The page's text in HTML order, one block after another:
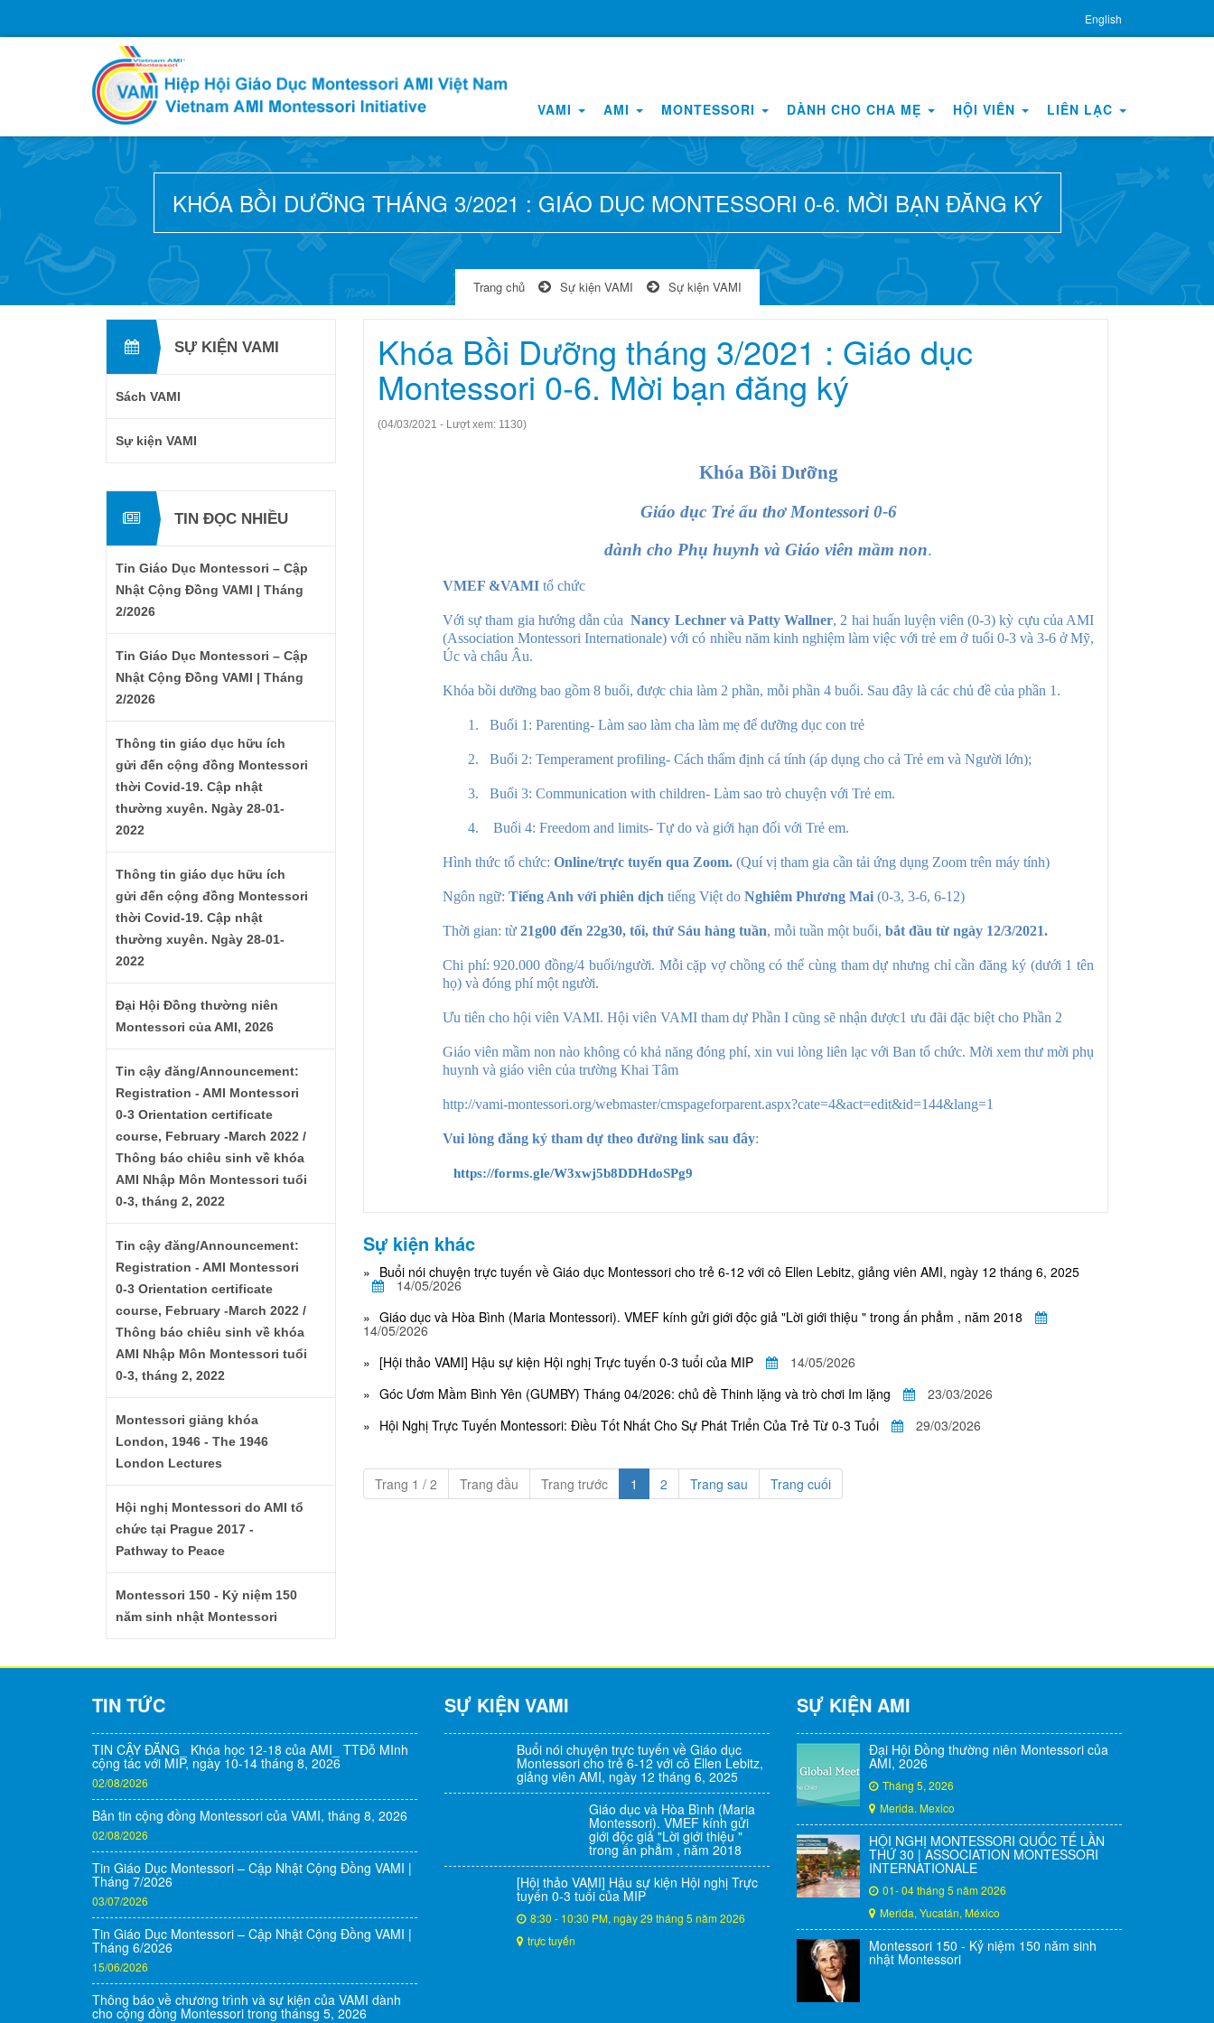
English
VAMI AMI MONTESSORI DÀNH CHO CHA MẸ HỘI VIÊN LIÊN LẠC
KHÓA BỒI DƯỠNG THÁNG 3/2021 : GIÁO DỤC MONTESSORI 0-6. MỜI BẠN ĐĂNG KÝ
Trang chủ Sự kiện VAMI Sự kiện VAMI
Khóa Bồi Dưỡng tháng 3/2021 : Giáo dục
Montessori 0-6. Mời bạn đăng ký
(04/03/2021 - Lượt xem: 1130)
Khóa Bồi Dưỡng
Giáo dục Trẻ ấu thơ Montessori 0-6
dành cho Phụ huynh và Giáo viên mầm non.
VMEF &VAMI tổ chức
Với sự tham gia hướng dẫn của Nancy Lechner và Patty Wallner, 2 hai huấn luyện viên (0-3) kỳ cựu của AMI
(Association Montessori Internationale) với có nhiều năm kinh nghiệm làm việc với trẻ em ở tuổi 0-3 và 3-6 ở Mỹ,
Úc và châu Âu.
Khóa bồi dưỡng bao gồm 8 buổi, được chia làm 2 phần, mỗi phần 4 buổi. Sau đây là các chủ đề của phần 1.
1. Buổi 1: Parenting- Làm sao làm cha làm mẹ để dưỡng dục con trẻ
2. Buổi 2: Temperament profiling- Cách thẩm định cá tính (áp dụng cho cả Trẻ em và Người lớn);
3. Buổi 3: Communication with children- Làm sao trò chuyện với Trẻ em.
4. Buổi 4: Freedom and limits- Tự do và giới hạn đối với Trẻ em.
Hình thức tổ chức: Online/trực tuyến qua Zoom. (Quí vị tham gia cần tải ứng dụng Zoom trên máy tính)
Ngôn ngữ: Tiếng Anh với phiên dịch tiếng Việt do Nghiêm Phương Mai (0-3, 3-6, 6-12)
Thời gian: từ 21g00 đến 22g30, tối, thứ Sáu hàng tuần, mỗi tuần một buổi, bắt đầu từ ngày 12/3/2021.
Chi phí: 920.000 đồng/4 buổi/người. Mỗi cặp vợ chồng có thể cùng tham dự nhưng chỉ cần đăng ký (dưới 1 tên
họ) và đóng phí một người.
Ưu tiên cho hội viên VAMI. Hội viên VAMI tham dự Phần I cũng sẽ nhận được1 ưu đãi đặc biệt cho Phần 2
Giáo viên mầm non nào không có khả năng đóng phí, xin vui lòng liên lạc với Ban tổ chức. Mời xem thư mời phụ
huynh và giáo viên của trường Khai Tâm
http://vami-montessori.org/webmaster/cmspageforparent.aspx?cate=4&act=edit&id=144&lang=1
Vui lòng đăng ký tham dự theo đường link sau đây:
https://forms.gle/W3xwj5b8DDHdoSPg9
Sự kiện khác
Buổi nói chuyện trực tuyến về Giáo dục Montessori cho trẻ 6-12 với cô Ellen Lebitz, giảng viên AMI, ngày 12 tháng 6, 2025
14/05/2026
Giáo dục và Hòa Bình (Maria Montessori). VMEF kính gửi giới độc giả "Lời giới thiệu " trong ấn phẳm , năm 2018
14/05/2026
[Hội thảo VAMI] Hậu sự kiện Hội nghị Trực tuyến 0-3 tuổi của MIP
14/05/2026
Góc Ươm Mầm Bình Yên (GUMBY) Tháng 04/2026: chủ đề Thinh lặng và trò chơi Im lặng
23/03/2026
Hội Nghị Trực Tuyến Montessori: Điều Tốt Nhất Cho Sự Phát Triển Của Trẻ Từ 0-3 Tuổi
29/03/2026
Trang 1 / 2 Trang đầu Trang trước 1 2 Trang sau Trang cuối
SỰ KIỆN VAMI
Sách VAMI
Sự kiện VAMI
TIN ĐỌC NHIỀU
Tin Giáo Dục Montessori – Cập
Nhật Cộng Đồng VAMI | Tháng
2/2026
Tin Giáo Dục Montessori – Cập
Nhật Cộng Đồng VAMI | Tháng
2/2026
Thông tin giáo dục hữu ích
gửi đến cộng đồng Montessori
thời Covid-19. Cập nhật
thường xuyên. Ngày 28-01-
2022
Thông tin giáo dục hữu ích
gửi đến cộng đồng Montessori
thời Covid-19. Cập nhật
thường xuyên. Ngày 28-01-
2022
Đại Hội Đồng thường niên
Montessori của AMI, 2026
Tin cậy đăng/Announcement:
Registration - AMI Montessori
0-3 Orientation certificate
course, February -March 2022 /
Thông báo chiêu sinh về khóa
AMI Nhập Môn Montessori tuổi
0-3, tháng 2, 2022
Tin cậy đăng/Announcement:
Registration - AMI Montessori
0-3 Orientation certificate
course, February -March 2022 /
Thông báo chiêu sinh về khóa
AMI Nhập Môn Montessori tuổi
0-3, tháng 2, 2022
Montessori giảng khóa
London, 1946 - The 1946
London Lectures
Hội nghị Montessori do AMI tổ
chức tại Prague 2017 -
Pathway to Peace
Montessori 150 - Kỷ niệm 150
năm sinh nhật Montessori
TIN TỨC
TIN CẬY ĐĂNG_ Khóa học 12-18 của AMI_ TTĐỗ MInh
cộng tác với MIP, ngày 10-14 tháng 8, 2026
02/08/2026
Bản tin cộng đồng Montessori của VAMI, tháng 8, 2026
02/08/2026
Tin Giáo Dục Montessori – Cập Nhật Cộng Đồng VAMI |
Tháng 7/2026
03/07/2026
Tin Giáo Dục Montessori – Cập Nhật Cộng Đồng VAMI |
Tháng 6/2026
15/06/2026
Thông báo về chương trình và sự kiện của VAMI dành
cho cộng đồng Montessori trong thánsg 5, 2026
SỰ KIỆN VAMI
Buổi nói chuyện trực tuyến về Giáo dục
Montessori cho trẻ 6-12 với cô Ellen Lebitz,
giảng viên AMI, ngày 12 tháng 6, 2025
Giáo dục và Hòa Bình (Maria
Montessori). VMEF kính gửi
giới độc giả "Lời giới thiệu "
trong ấn phẳm , năm 2018
[Hội thảo VAMI] Hậu sự kiện Hội nghị Trực
tuyến 0-3 tuổi của MIP
8:30 - 10:30 PM, ngày 29 tháng 5 năm 2026
trực tuyến
SỰ KIỆN AMI
Đại Hội Đồng thường niên Montessori của
AMI, 2026
Tháng 5, 2026
Merida. Mexico
HỘI NGHỊ MONTESSORI QUỐC TẾ LẦN
THỨ 30 | ASSOCIATION MONTESSORI
INTERNATIONALE
01- 04 tháng 5 năm 2026
Merida, Yucatán, México
Montessori 150 - Kỷ niệm 150 năm sinh
nhật Montessori